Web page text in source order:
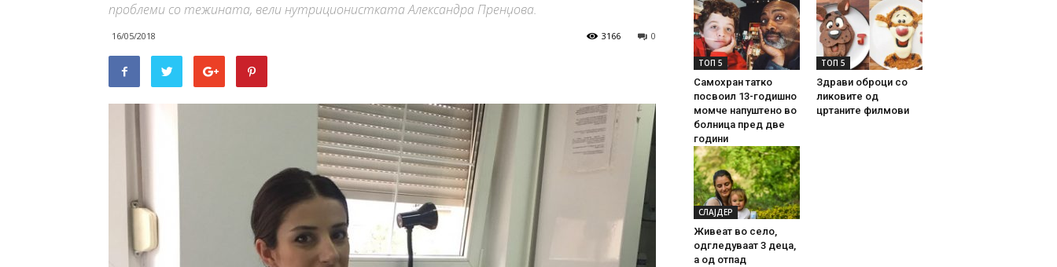
проблеми со тежината, вели нутриционистката Александра Пренџова.
16/05/2018 0
3166
ТОП 5
Самохран татко
посвоил 13-годишно
момче напуштено во
болница пред две
години
ТОП 5
Здрави оброци со
ликовите од
цртаните филмови
СЛАЈДЕР
Живеат во село,
одгледуваат 3 деца,
а од отпад